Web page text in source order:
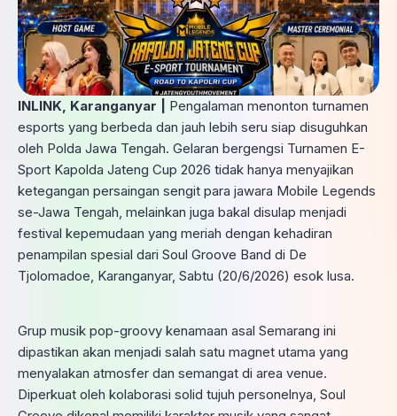
INLINK, Karanganyar |
Pengalaman menonton turnamen
esports yang berbeda dan jauh lebih seru siap disuguhkan
oleh Polda Jawa Tengah. Gelaran bergengsi Turnamen E-
Sport Kapolda Jateng Cup 2026 tidak hanya menyajikan
ketegangan persaingan sengit para jawara Mobile Legends
se-Jawa Tengah, melainkan juga bakal disulap menjadi
festival kepemudaan yang meriah dengan kehadiran
penampilan spesial dari Soul Groove Band di De
Tjolomadoe, Karanganyar, Sabtu (20/6/2026) esok lusa.
Grup musik pop-groovy kenamaan asal Semarang ini
dipastikan akan menjadi salah satu magnet utama yang
menyalakan atmosfer dan semangat di area venue.
Diperkuat oleh kolaborasi solid tujuh personelnya, Soul